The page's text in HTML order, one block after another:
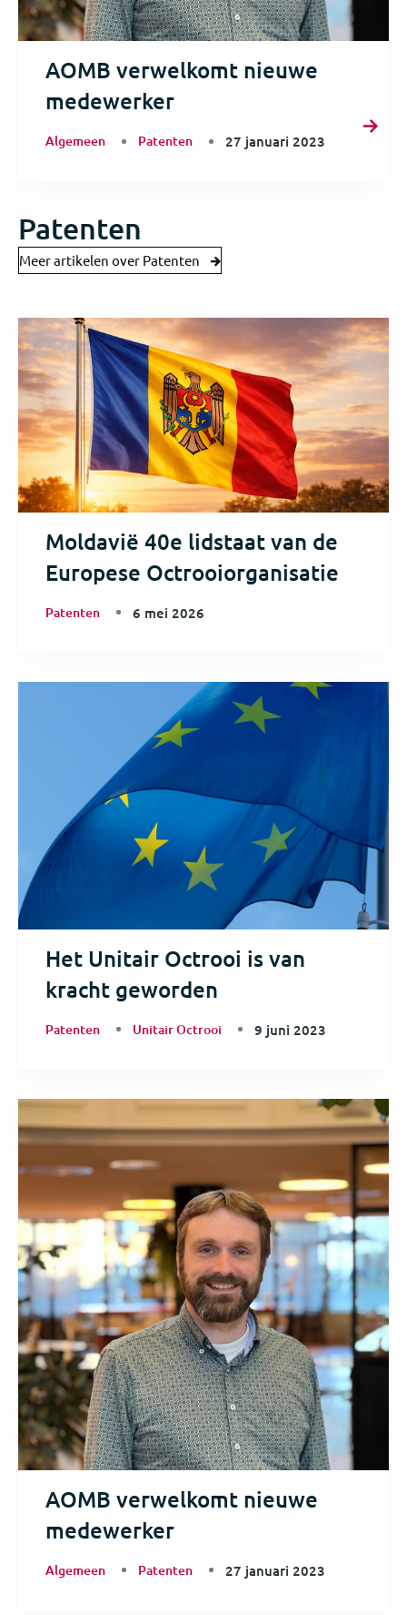
AOMB verwelkomt nieuwe
medewerker
Algemeen Patenten 27 januari 2023
Patenten
Meer artikelen over Patenten
Moldavië 40e lidstaat van de
Europese Octrooiorganisatie
Patenten 6 mei 2026
Het Unitair Octrooi is van
kracht geworden
Patenten Unitair Octrooi 9 juni 2023
AOMB verwelkomt nieuwe
medewerker
Algemeen Patenten 27 januari 2023